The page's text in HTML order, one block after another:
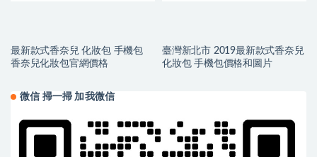
最新款式香奈兒 化妝包 手機包
香奈兒化妝包官網價格
臺灣新北市 2019最新款式香奈兒
化妝包 手機包價格和圖片
微信 掃一掃 加我微信